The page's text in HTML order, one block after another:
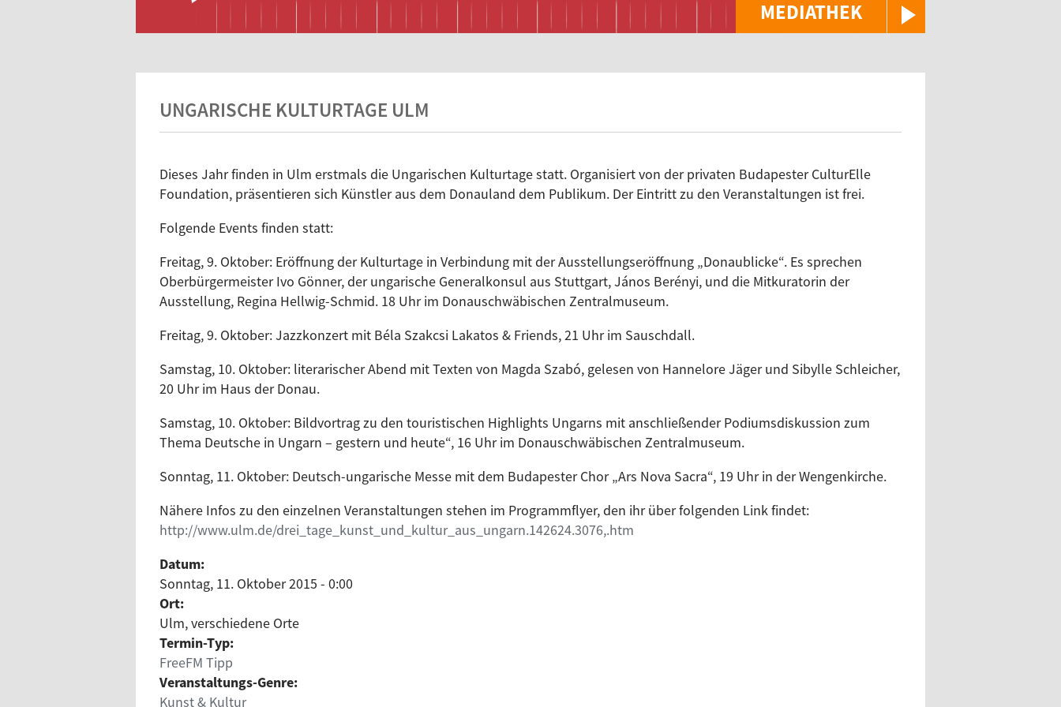
MEDIATHEK
UNGARISCHE KULTURTAGE ULM
Dieses Jahr finden in Ulm erstmals die Ungarischen Kulturtage statt. Organisiert von der privaten Budapester CulturElle
Foundation, präsentieren sich Künstler aus dem Donauland dem Publikum. Der Eintritt zu den Veranstaltungen ist frei.
Folgende Events finden statt:
Freitag, 9. Oktober: Eröffnung der Kulturtage in Verbindung mit der Ausstellungseröffnung „Donaublicke“. Es sprechen
Oberbürgermeister Ivo Gönner, der ungarische Generalkonsul aus Stuttgart, János Berényi, und die Mitkuratorin der
Ausstellung, Regina Hellwig-Schmid. 18 Uhr im Donauschwäbischen Zentralmuseum.
Freitag, 9. Oktober: Jazzkonzert mit Béla Szakcsi Lakatos & Friends, 21 Uhr im Sauschdall.
Samstag, 10. Oktober: literarischer Abend mit Texten von Magda Szabó, gelesen von Hannelore Jäger und Sibylle Schleicher,
20 Uhr im Haus der Donau.
Samstag, 10. Oktober: Bildvortrag zu den touristischen Highlights Ungarns mit anschließender Podiumsdiskussion zum
Thema Deutsche in Ungarn – gestern und heute“, 16 Uhr im Donauschwäbischen Zentralmuseum.
Sonntag, 11. Oktober: Deutsch-ungarische Messe mit dem Budapester Chor „Ars Nova Sacra“, 19 Uhr in der Wengenkirche.
Nähere Infos zu den einzelnen Veranstaltungen stehen im Programmflyer, den ihr über folgenden Link findet:
http://www.ulm.de/drei_tage_kunst_und_kultur_aus_ungarn.142624.3076,.htm
Datum:
Sonntag, 11. Oktober 2015 - 0:00
Ort:
Ulm, verschiedene Orte
Termin-Typ:
FreeFM Tipp
Veranstaltungs-Genre:
Kunst & Kultur